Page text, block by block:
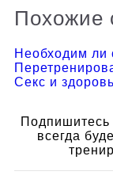
Похожие
Необходим ли
Секс и
Подпишитесь
всегда